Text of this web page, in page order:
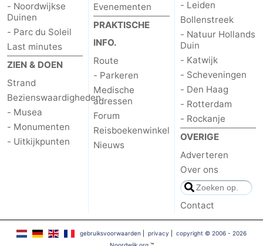
Route
-
Parkeren
Reisboekenwinkel
Nieuws
Medische
Natuur
- Noordwijkse
Duinen
- Parc du Soleil
Last minutes
ZIEN & DOEN
Strand
Bezienswaardigheden
- Musea
- Monumenten
- Uitkijkpunten
Evenementen
PRAKTISCHE
INFO.
Route
- Parkeren
Medische
adressen
Forum
Reisboekenwinkel
Nieuws
- Leiden
Bollenstreek
- Natuur Hollands
Duin
- Katwijk
- Scheveningen
- Den Haag
- Rotterdam
- Rockanje
OVERIGE
Adverteren
Over ons
Contact
gebruiksvoorwaarden |privacy |copyright © 2006 - 2026